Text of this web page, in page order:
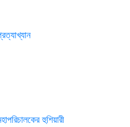
হুশিয়ারী